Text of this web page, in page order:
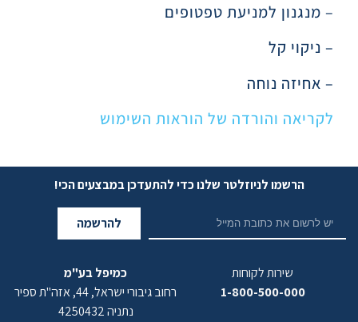
– מנגנון למניעת טפטופים
– ניקוי קל
– אחיזה נוחה
לקריאה והורדה של הוראות השימוש
הרשמו לניוזלטר שלנו כדי להתעדכן במבצעים הכי!
להרשמה
שירות לקוחות
1-800-500-000
כמיפל בע"מ
רחוב גיבורי ישראל, 44, אזה"ת ספיר
נתניה 4250432